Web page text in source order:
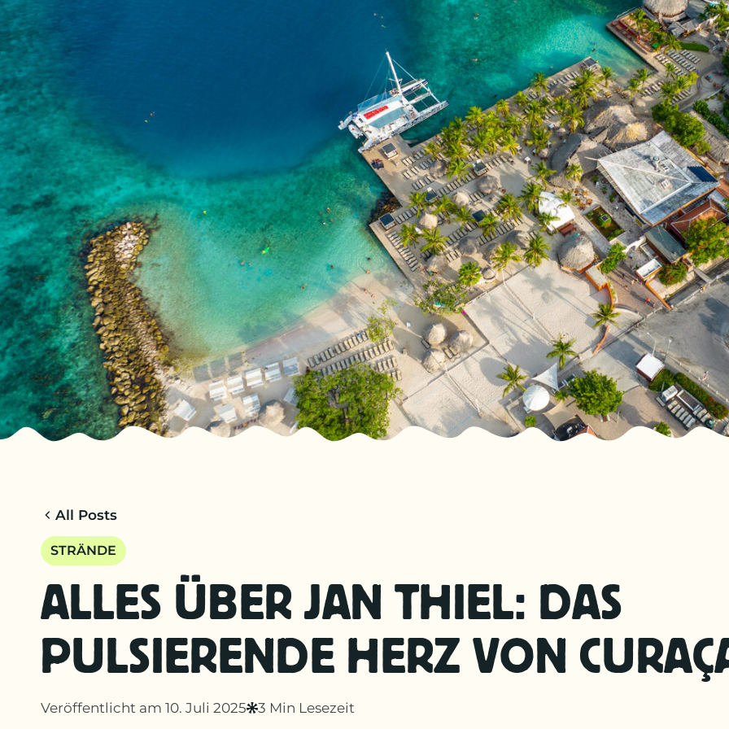
DE
REISEN
CHARTERS
ÜBER UNS
TIPPS
KONTAKT
All Posts
STRÄNDE
ALLES ÜBER JAN THIEL: DAS
PULSIERENDE HERZ VON
Veröffentlicht am 10. Juli 2025 3 Min Lesezeit